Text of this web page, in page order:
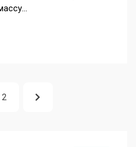
СТРАНИЦА
2 СЛЕДУЮЩАЯ